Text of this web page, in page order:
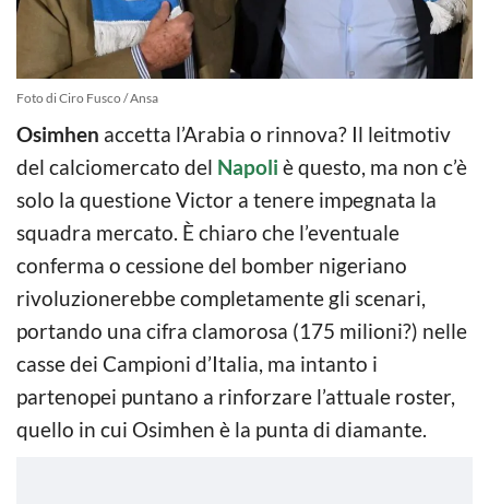
Foto di Ciro Fusco / Ansa
Osimhen accetta l’Arabia o rinnova? Il leitmotiv
del calciomercato del Napoli è questo, ma non c’è
solo la questione Victor a tenere impegnata la
squadra mercato. È chiaro che l’eventuale
conferma o cessione del bomber nigeriano
rivoluzionerebbe completamente gli scenari,
portando una cifra clamorosa (175 milioni?) nelle
casse dei Campioni d’Italia, ma intanto i
partenopei puntano a rinforzare l’attuale roster,
quello in cui Osimhen è la punta di diamante.